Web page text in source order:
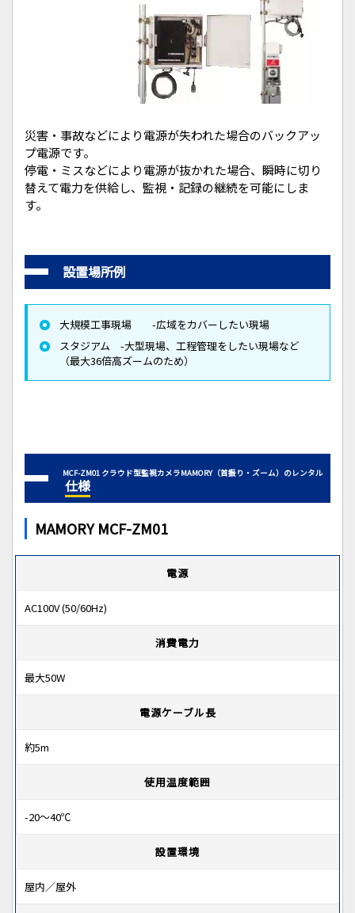
災害・事故などにより電源が失われた場合のバックアッ
プ電源です。
停電・ミスなどにより電源が抜かれた場合、瞬時に切り
替えて電力を供給し、監視・記録の継続を可能にしま
す。
設置場所例
大規模工事現場 -広域をカバーしたい現場
スタジアム -大型現場、工程管理をしたい現場など
（最大36倍高ズームのため）
MCF-ZM01 クラウド型監視カメラMAMORY（首振り・ズーム）のレンタル
仕様
MAMORY MCF-ZM01
電源
AC100V (50/60Hz)
消費電力
最大50W
電源ケーブル長
約5m
使用温度範囲
-20～40℃
設置環境
屋内／屋外